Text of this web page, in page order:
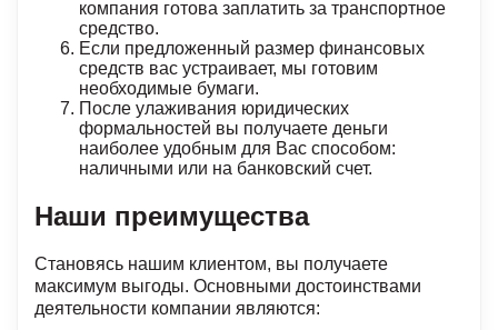
компания готова заплатить за транспортное
средство.
Если предложенный размер финансовых
средств вас устраивает, мы готовим
необходимые бумаги.
После улаживания юридических
формальностей вы получаете деньги
наиболее удобным для Вас способом:
наличными или на банковский счет.
Наши преимущества
Становясь нашим клиентом, вы получаете
максимум выгоды. Основными достоинствами
деятельности компании являются: